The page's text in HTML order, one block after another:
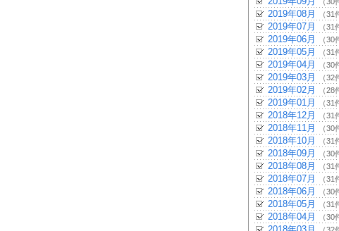
2019年08月 （31
2019年07月 （31
2019年06月 （30
2019年05月 （31
2019年04月 （30
2019年03月 （32
2019年02月 （28
2019年01月 （31
2018年12月 （31
2018年11月 （30
2018年10月 （31
2018年09月 （30
2018年08月 （31
2018年07月 （31
2018年06月 （30
2018年05月 （31
2018年04月 （30